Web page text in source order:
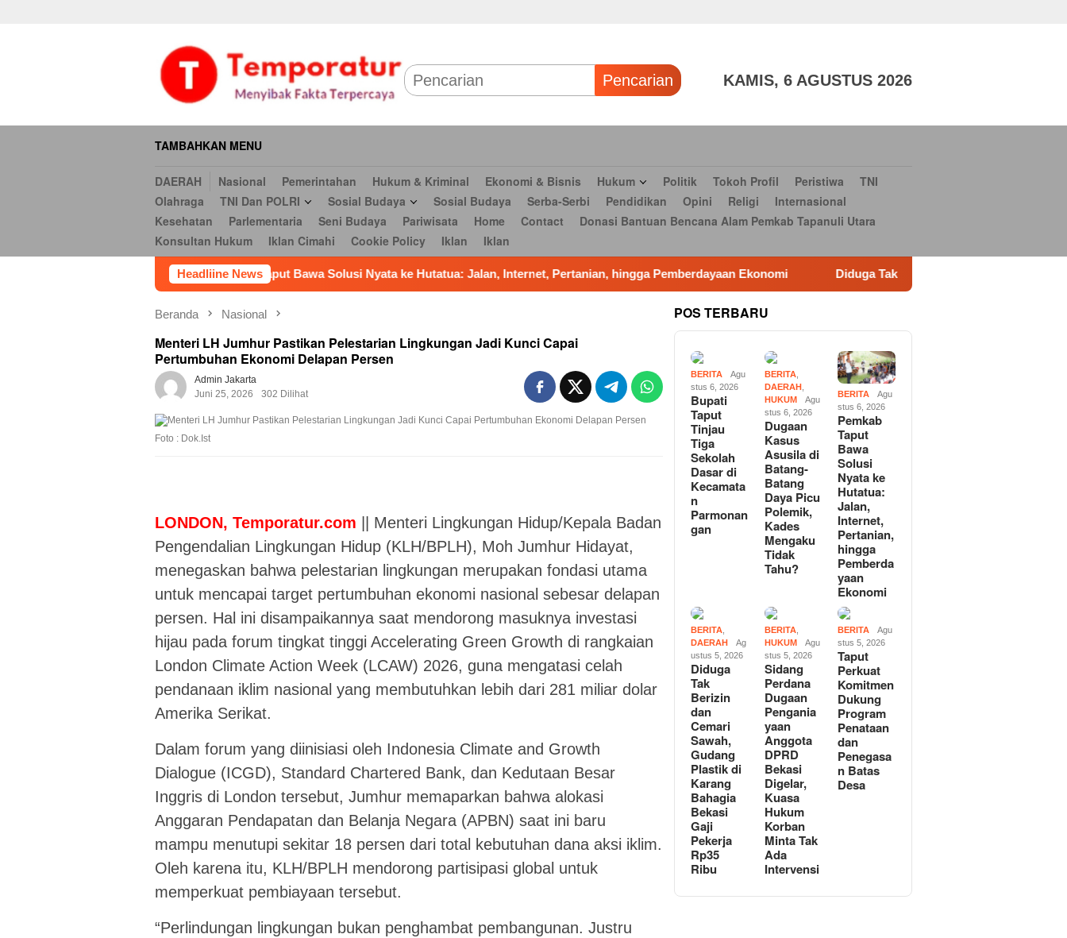
Pencarian KAMIS, 6 AGUSTUS 2026
TAMBAHKAN MENU
DAERAH Nasional Pemerintahan Hukum & Kriminal Ekonomi & Bisnis Hukum Politik Tokoh Profil Peristiwa
TNI
Olahraga
TNI Dan POLRI Sosial Budaya Sosial Budaya Serba-Serbi Pendidikan Opini Religi
Internasional
Kesehatan
Parlementaria Seni Budaya Pariwisata Home Contact
Donasi Bantuan Bencana Alam Pemkab Tapanuli Utara
Konsultan Hukum
Iklan Cimahi Cookie Policy Iklan Iklan
Headliine News
Pemkab Taput Bawa Solusi Nyata ke Hutatua: Jalan, Internet, Pertanian, hingga Pemberdayaan Ekonomi Diduga Tak Berizin dan Cemari Sawah, Gudang Plastik di
Beranda Nasional
Menteri LH Jumhur Pastikan Pelestarian Lingkungan Jadi Kunci Capai
Pertumbuhan Ekonomi Delapan Persen
Admin Jakarta
Juni 25, 2026
302 Dilihat
Foto : Dok.Ist
LONDON, Temporatur.com || Menteri Lingkungan Hidup/Kepala Badan
Pengendalian Lingkungan Hidup (KLH/BPLH), Moh Jumhur Hidayat,
menegaskan bahwa pelestarian lingkungan merupakan fondasi utama
untuk mencapai target pertumbuhan ekonomi nasional sebesar delapan
persen. Hal ini disampaikannya saat mendorong masuknya investasi
hijau pada forum tingkat tinggi Accelerating Green Growth di rangkaian
London Climate Action Week (LCAW) 2026, guna mengatasi celah
pendanaan iklim nasional yang membutuhkan lebih dari 281 miliar dolar
Amerika Serikat.
Dalam forum yang diinisiasi oleh Indonesia Climate and Growth
Dialogue (ICGD), Standard Chartered Bank, dan Kedutaan Besar
Inggris di London tersebut, Jumhur memaparkan bahwa alokasi
Anggaran Pendapatan dan Belanja Negara (APBN) saat ini baru
mampu menutupi sekitar 18 persen dari total kebutuhan dana aksi iklim.
Oleh karena itu, KLH/BPLH mendorong partisipasi global untuk
memperkuat pembiayaan tersebut.
“Perlindungan lingkungan bukan penghambat pembangunan. Justru
POS TERBARU
BERITA
Agu
stus 6, 2026
Bupati
Taput
Tinjau
Tiga
Sekolah
Dasar di
Kecamata
n
Parmonan
gan
BERITA,
DAERAH,
HUKUM
Agu
stus 6, 2026
Dugaan
Kasus
Asusila di
Batang-
Batang
Daya Picu
Polemik,
Kades
Mengaku
Tidak
Tahu?
BERITA
Agu
stus 6, 2026
Pemkab
Taput
Bawa
Solusi
Nyata ke
Hutatua:
Jalan,
Internet,
Pertanian,
hingga
Pemberda
yaan
Ekonomi
BERITA
DAERAH
Ag
ustus 5, 2026
Diduga
Tak
Berizin
dan
Cemari
Sawah,
Gudang
Plastik di
Karang
Bahagia
Bekasi
Gaji
Pekerja
Rp35
Ribu
BERITA,
HUKUM
Agu
stus 5, 2026
Sidang
Perdana
Dugaan
Pengania
yaan
Anggota
DPRD
Bekasi
Digelar,
Kuasa
Hukum
Korban
Minta Tak
Ada
Intervensi
BERITA
Agu
stus 5, 2026
Taput
Perkuat
Komitmen
Dukung
Program
Penataan
dan
Penegasa
n Batas
Desa
Religi
Cookie Policy Iklan Iklan